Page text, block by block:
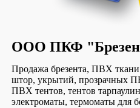
ООО ПКФ
Продажа брезента, ПВХ
штор, укрытий, прозрачных
ПВХ тентов, тентов
электроматы, термоматы для